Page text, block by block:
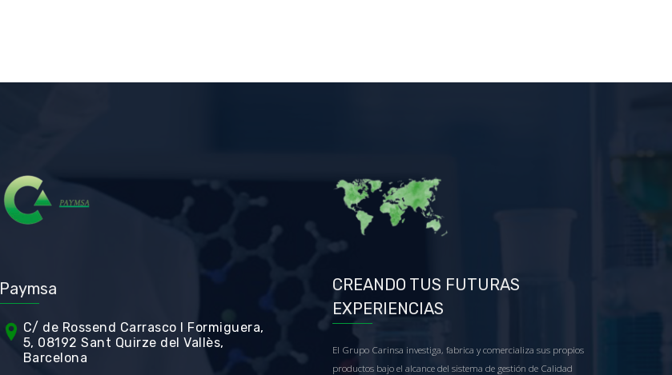
Paymsa
C/ de Rossend Carrasco I Formiguera,
5, 08192 Sant Quirze del Vallès,
Barcelona
CREANDO TUS FUTURAS
EXPERIENCIAS
El Grupo Carinsa investiga, fabrica y comercializa sus propios
productos bajo el alcance del sistema de gestión de Calidad